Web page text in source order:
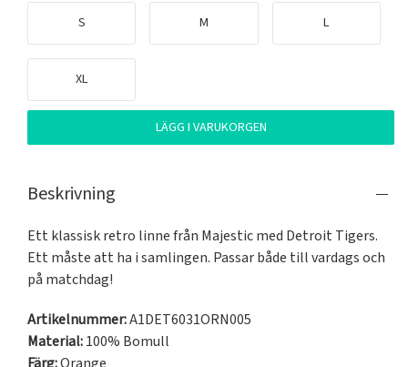
S M L
XL
LÄGG I VARUKORGEN
Beskrivning
Ett klassisk retro linne från Majestic med Detroit Tigers.
Ett måste att ha i samlingen. Passar både till vardags och
på matchdag!
Artikelnummer:A1DET6031ORN005
Material:100% Bomull